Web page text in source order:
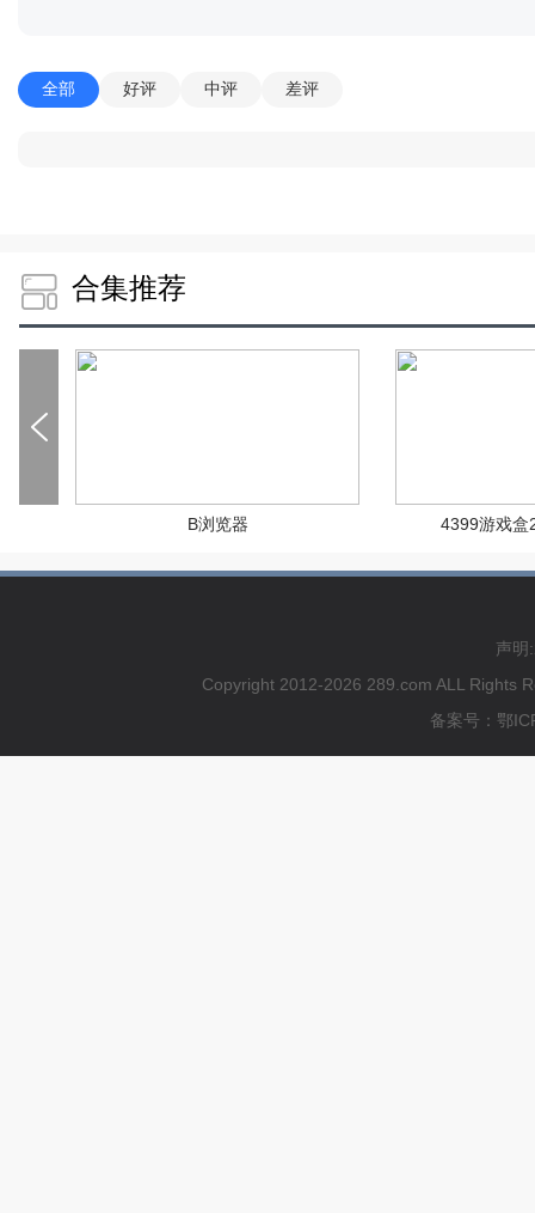
全部 好评 中评 差评
合集推荐
B浏览器 4399游戏盒
声明
Copyright 2012-2026 289.com ALL Rights
备案号：鄂